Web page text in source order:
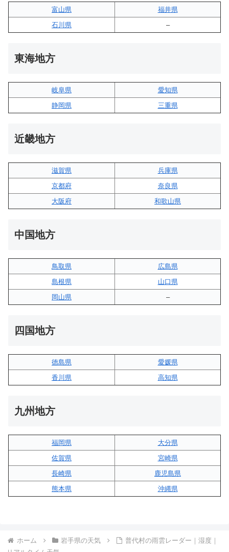
富山県
福井県
石川県
–
東海地方
岐阜県
愛知県
静岡県
三重県
近畿地方
滋賀県
兵庫県
京都府
奈良県
大阪府
和歌山県
中国地方
鳥取県
広島県
島根県
山口県
岡山県
–
四国地方
徳島県
愛媛県
香川県
高知県
九州地方
福岡県
大分県
佐賀県
宮崎県
長崎県
鹿児島県
熊本県
沖縄県
ホーム 岩手県の天気
普代村の雨雲レーダー｜湿度｜